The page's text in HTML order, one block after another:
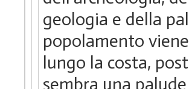
geologia e della
popolamento
lungo la costa,
sembra una